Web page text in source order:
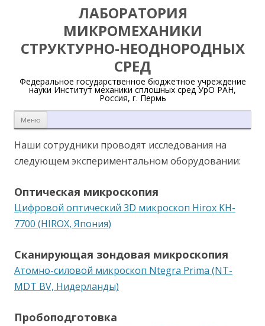
ЛАБОРАТОРИЯ
МИКРОМЕХАНИКИ
СТРУКТУРНО-НЕОДНОРОДНЫХ
СРЕД
Федеральное государственное бюджетное учреждение
науки Институт механики сплошных сред УрО РАН,
Россия, г. Пермь
Меню
Перейти к содержимому
Наши сотрудники проводят исследования на
следующем экспериментальном оборудовании:
Оптическая микроскопия
Цифровой оптический 3D микроскоп Hirox KH-
7700 (HIROX, Япония)
Сканирующая зондовая микроскопия
Атомно-силовой микроскоп Ntegra Prima (NT-
MDT BV, Нидерланды)
Пробоподготовка